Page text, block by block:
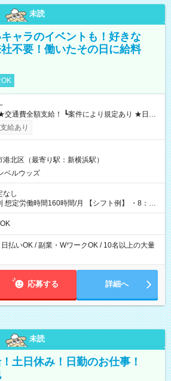
未読
ャラのイベントも！好きな
不要！働いたその日に給料
り） ┗働いたその日に現金GET♪ お仕事後はコ
い分を引き落とせます！ 【試用期間】試
給あり
北区（最寄り駅：新横浜駅）
ベルウッズ
なし
時間160時間/月 【シフト例】 ・8：00
払いOK / 副業・WワークOK / 10名以上の大量
応募する 詳細へ
未読
土日休み！日勤のお仕事！